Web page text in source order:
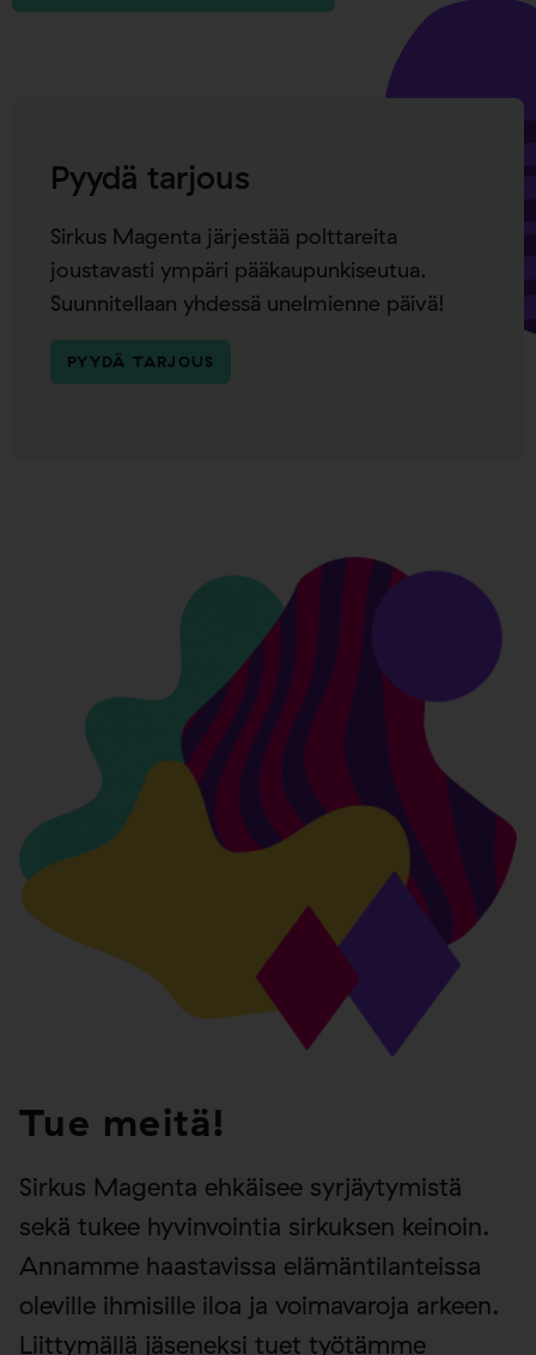
Pyydä tarjous
Sirkus Magenta järjestää polttareita
joustavasti ympäri pääkaupunkiseutua.
Suunnitellaan yhdessä unelmienne päivä!
PYYDÄ TARJOUS
Tue meitä!
Sirkus Magenta ehkäisee syrjäytymistä
sekä tukee hyvinvointia sirkuksen keinoin.
Annamme haastavissa elämäntilanteissa
oleville ihmisille iloa ja voimavaroja arkeen.
Liittymällä jäseneksi tuet työtämme